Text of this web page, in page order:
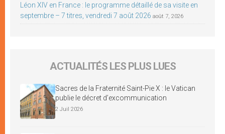
Léon XIV en France : le programme détaillé de sa visite en
septembre – 7 titres, vendredi 7 août 2026 août 7, 2026
ACTUALITÉS LES PLUS LUES
Sacres de la Fraternité Saint-Pie X : le Vatican
publie le décret d’excommunication
2 Juil 2026